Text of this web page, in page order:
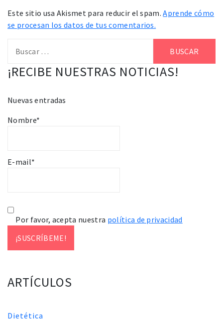
Este sitio usa Akismet para reducir el spam.Aprende cómo
se procesan los datos de tus comentarios.
¡RECIBE NUESTRAS NOTICIAS!
Nuevas entradas
Nombre*
E-mail*
Por favor, acepta nuestra política de privacidad
ARTÍCULOS
Dietética